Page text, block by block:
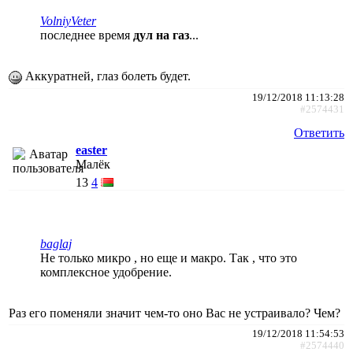
VolniyVeter
последнее время дул на газ...
Аккуратней, глаз болеть будет.
19/12/2018 11:13:28
#2574431
Ответить
easter
Малёк
13 4
baglaj
Не только микро , но еще и макро. Так , что это
комплексное удобрение.
Раз его поменяли значит чем-то оно Вас не устраивало? Чем?
19/12/2018 11:54:53
#2574440